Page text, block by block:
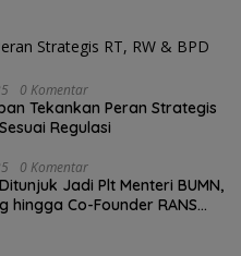
0 Komentar
Tekankan Peran Strategis
Regulasi
0 Komentar
Jadi Plt Menteri BUMN,
hingga Co-Founder RANS